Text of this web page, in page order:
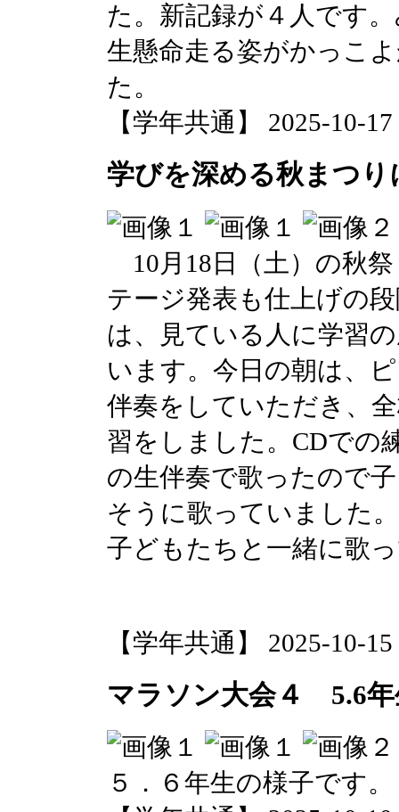
た。新記録が４人です
生懸命走る姿がかっこ
た。
【学年共通】 2025-10-
学びを深める秋まつり
10月18日（土）の秋
テージ発表も仕上げの
は、見ている人に学習
います。今日の朝は、
伴奏をしていただき、
習をしました。CDでの
の生伴奏で歌ったので
そうに歌っていました
子どもたちと一緒に歌
【学年共通】 2025-10-
マラソン大会４ 5.6年
５．６年生の様子です